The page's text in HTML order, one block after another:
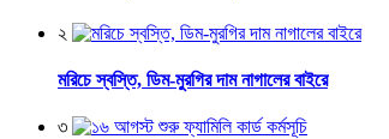
২
মরিচে স্বস্তি, ডিম-মুরগির দাম নাগালের বাইরে
৩